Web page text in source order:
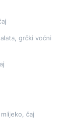
grčki voćni
čaj